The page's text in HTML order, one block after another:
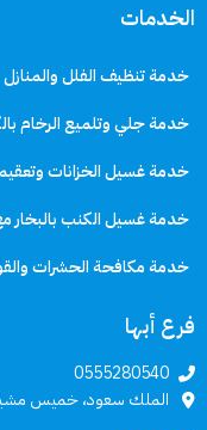
الخدمات
خدمة تنظيف الفلل والمنازل
خدمة جلي وتلميع الرخام
خدمة غسيل الخزانات
خدمة غسيل الكنب بالبخار
خدمة مكافحة الحشرات
فرع أبها
0555280540
الملك سعود، خميس مشيط 62461، المملكة العربية